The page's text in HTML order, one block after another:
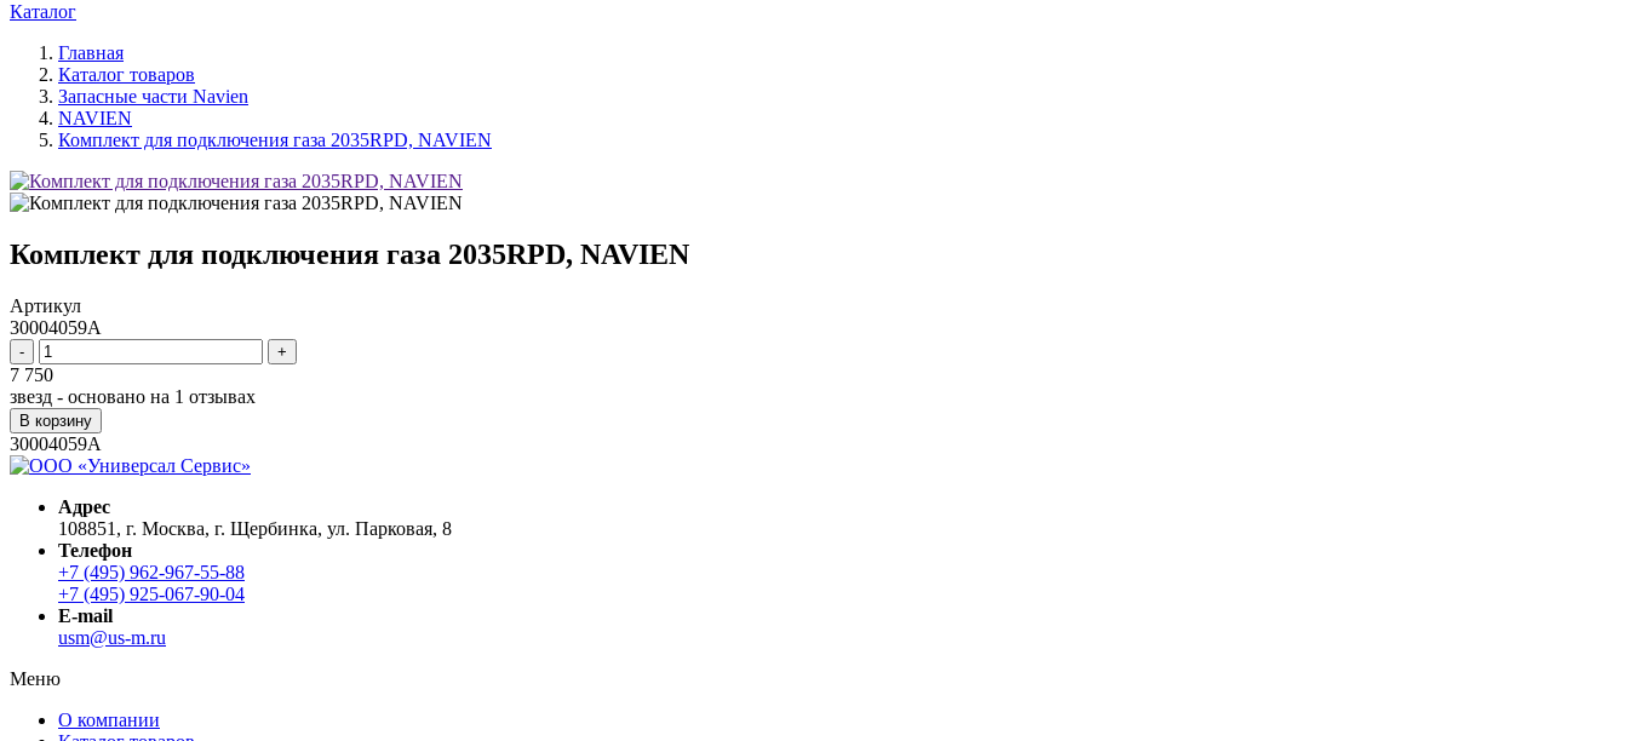
Каталог
Главная
Каталог товаров
Запасные части Navien
NAVIEN
Комплект для подключения газа 2035RPD, NAVIEN
Комплект для подключения газа 2035RPD, NAVIEN
Артикул
30004059A
- +
7 750
звезд - основано на 1 отзывах
В корзину
30004059A
Адрес
108851, г. Москва, г. Щербинка, ул. Парковая, 8
Телефон
+7 (495) 962-967-55-88
+7 (495) 925-067-90-04
E-mail
usm@us-m.ru
Меню
О компании